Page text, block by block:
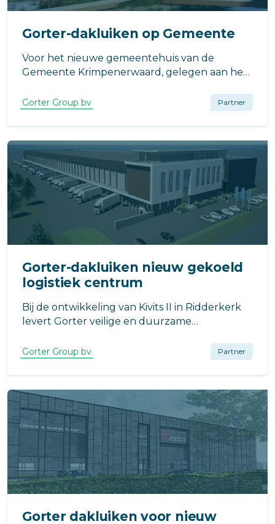
Gorter-dakluiken op Gemeente
Voor het nieuwe gemeentehuis van de
Gemeente Krimpenerwaard, gelegen aan het
Bergambacht, heeft Dura Vermeer gekozen
daktoegangsoplossingen van Gorter.
Gorter Group bv Partner
Gorter-dakluiken nieuw gekoeld
logistiek centrum
Bij de ontwikkeling van Kivits II in Ridderkerk
levert Gorter veilige en duurzame
Gorter Group bv Partner
Gorter dakluiken voor nieuw